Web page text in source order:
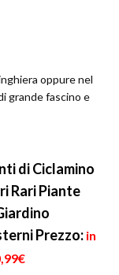
oppure nel
grande fascino e
di Ciclamino
Rari Piante
Prezzo: in